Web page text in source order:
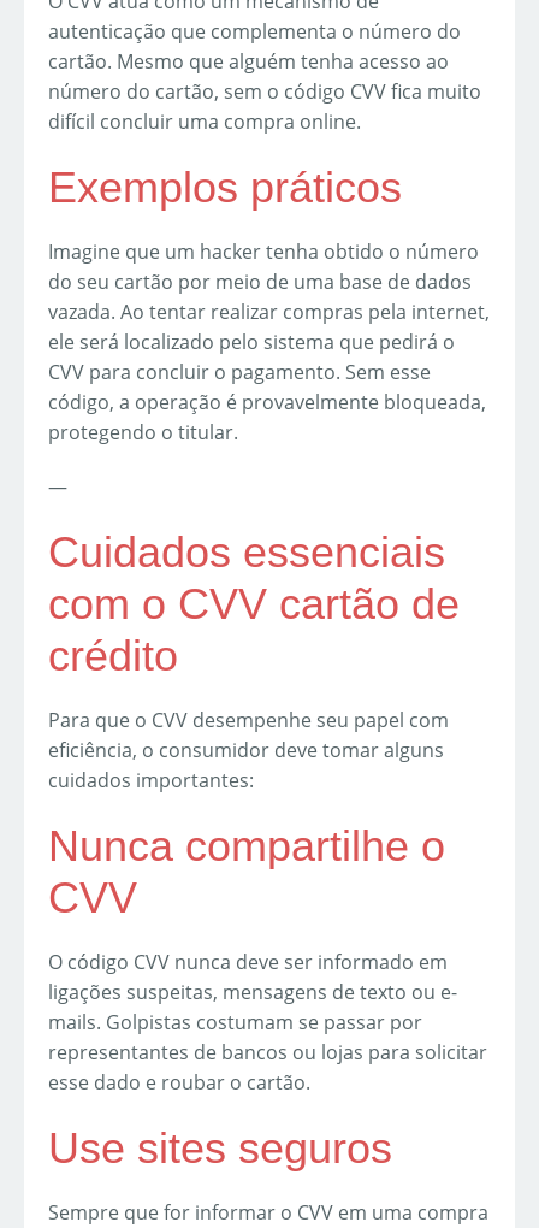
autenticação que complementa o número do
cartão. Mesmo que alguém tenha acesso ao
número do cartão, sem o código CVV fica muito
difícil concluir uma compra online.
Exemplos práticos
Imagine que um hacker tenha obtido o número
do seu cartão por meio de uma base de dados
vazada. Ao tentar realizar compras pela internet,
ele será localizado pelo sistema que pedirá o
CVV para concluir o pagamento. Sem esse
código, a operação é provavelmente bloqueada,
protegendo o titular.
—
Cuidados essenciais
com o CVV cartão de
crédito
Para que o CVV desempenhe seu papel com
eficiência, o consumidor deve tomar alguns
cuidados importantes:
Nunca compartilhe o
CVV
O código CVV nunca deve ser informado em
ligações suspeitas, mensagens de texto ou e-
mails. Golpistas costumam se passar por
representantes de bancos ou lojas para solicitar
esse dado e roubar o cartão.
Use sites seguros
Sempre que for informar o CVV em uma compra